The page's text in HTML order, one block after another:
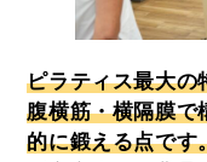
ピラティス最大の
腹横筋・横隔膜で
的に鍛える点です